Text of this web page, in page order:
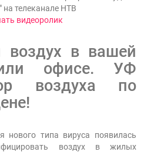
на телеканале НТВ
видеоролик
воздух в вашей
или офисе. УФ
воздуха по
нового типа вируса появилась
воздух в жилых